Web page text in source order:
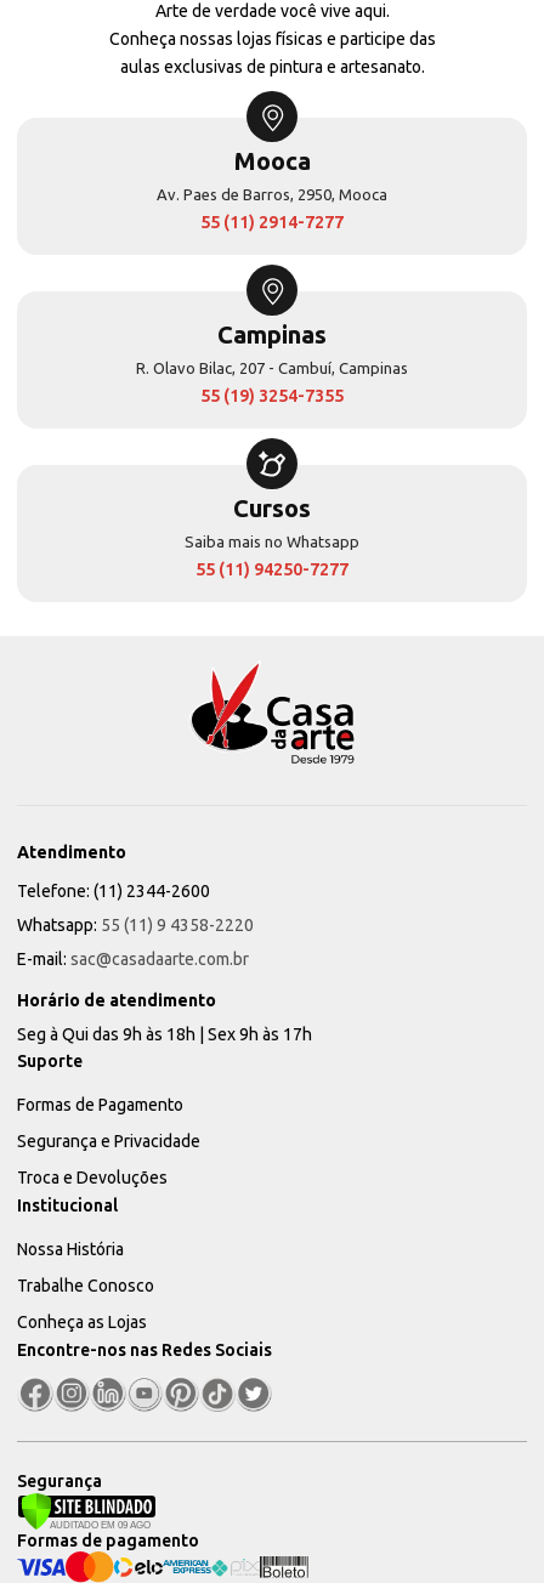
Arte de verdade você vive aqui.
Conheça nossas lojas físicas e participe das
aulas exclusivas de pintura e artesanato.
Mooca
Av. Paes de Barros, 2950, Mooca
55 (11) 2914-7277
Campinas
R. Olavo Bilac, 207 - Cambuí, Campinas
55 (19) 3254-7355
Cursos
Saiba mais no Whatsapp
55 (11) 94250-7277
Atendimento
Telefone: (11) 2344-2600
Whatsapp: 55 (11) 9 4358-2220
E-mail: sac@casadaarte.com.br
Horário de atendimento
Seg à Qui das 9h às 18h | Sex 9h às 17h
Suporte
Formas de Pagamento
Segurança e Privacidade
Troca e Devoluções
Institucional
Nossa História
Trabalhe Conosco
Conheça as Lojas
Encontre-nos nas Redes Sociais
Segurança
Formas de pagamento